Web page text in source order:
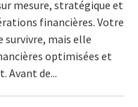
mesure, stratégique et
financières. Votre
survivre, mais elle
optimisées et
Avant de...